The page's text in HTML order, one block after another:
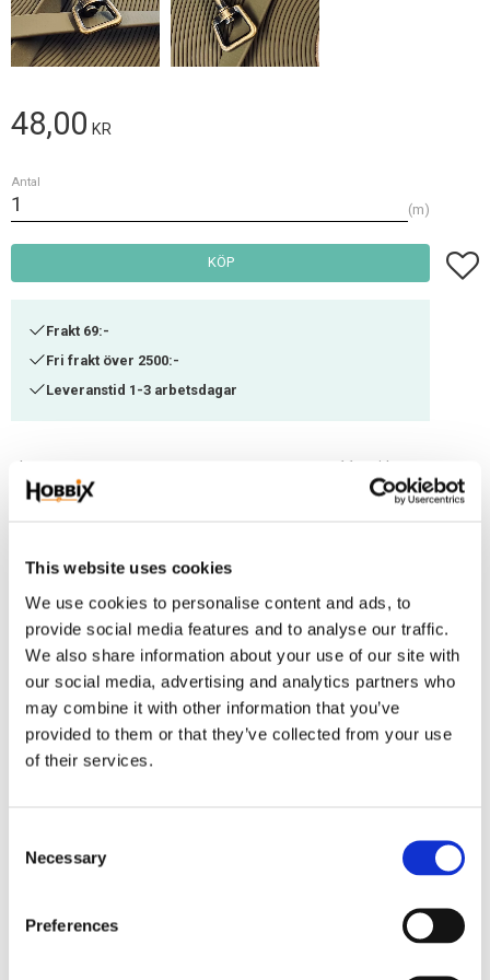
This website uses cookies
We use cookies to personalise content and ads, to
provide social media features and to analyse our traffic.
We also share information about your use of our site with
our social media, advertising and analytics partners who
may combine it with other information that you’ve
provided to them or that they’ve collected from your use
of their services.
Necessary
Preferences
48,00 KR
Antal
m
KÖP Lägg
Frakt 69:-
Fri frakt över 2500:-
Leveranstid 1-3 arbetsdagar
Lagerstatus
11 m i lager
Artikelnr
BT-37-16
kan komma.. Vattentät, kan tvättas av, luktar inte och möglar inte. Passar till
många användningsområden, hundhalsband, koppel, träns, grimmor,
selar, armband, bälten m.m.
Relaterade produkter